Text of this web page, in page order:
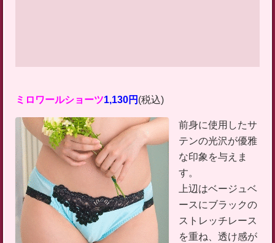
ミロワールショーツ1,130円 (税込)
前身に使用したサ
テンの光沢が優雅
な印象を与えま
す。
上辺はベージュベ
ースにブラックの
ストレッチレース
を重ね、透け感が